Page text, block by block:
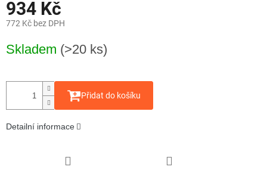
934 Kč
772 Kč bez DPH
cena:
Skladem (>20 ks)
Přidat do košíku
Detailní informace